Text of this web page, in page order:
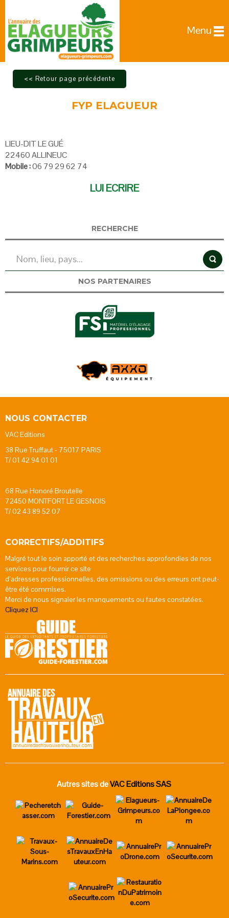
Menu
FYP ELAGUEUR
LIEU-DIT LE GUÉ
22460 ALLINEUC
Mobile :06 79 29 62 74
LUI ECRIRE
RECHERCHE
NOS PARTENAIRES
NOUS CONTACTER
VAC Editions
38 Rue Truffaut - 75017 PARIS
T/ 01 42 94 01 01
68 Rue Honoré Broutelle
72450 MONTFORT LE GESNOIS
T/ 02 43 89 52 07
CORRECTIFS/ADDITIFS
Malgré tout le soin apporté et des recherches approfondies de nos
services pour fournir ce site
d’adresses professionnelles, des omissions ou des erreurs ont peut-
être été commises.
Merci de nous signaler les manquements ou fautes constatées.
Cliquez ICI
Autres sites deVAC Editions SAS